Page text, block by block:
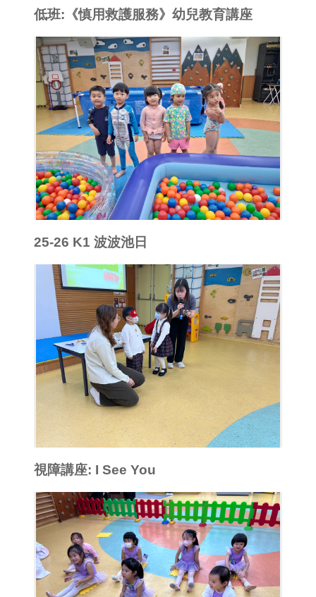
低班:《慎用救護服務》幼兒教育講座
25-26 K1 波波池日
視障講座: I See You